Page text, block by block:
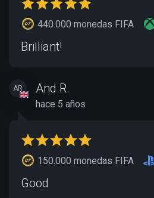
440.000 monedas FIFA
Brilliant!
AR And R.
hace 5 años
150.000 monedas FIFA
Good